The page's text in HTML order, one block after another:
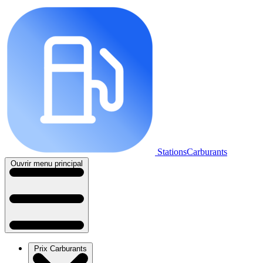
StationsCarburants
Ouvrir menu principal
Prix Carburants